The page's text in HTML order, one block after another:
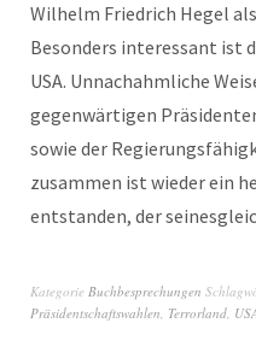
Wilhelm Friedrich Hegel
Besonders interessant ist
USA. Unnachahmliche
gegenwärtigen
sowie der
zusammen ist wieder ein
entstanden, der
Kategorie Buchbesprechungen
Präsidentschaftswahlen, Terrorland,